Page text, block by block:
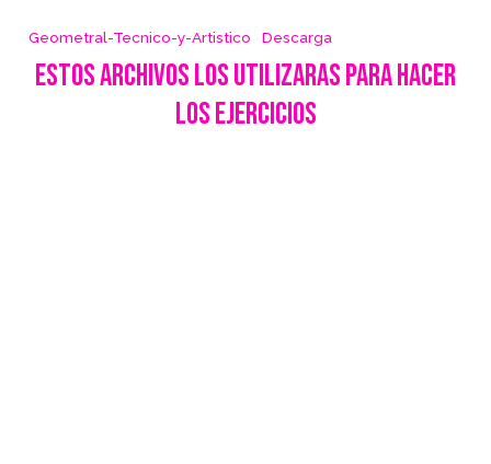
Geometral-Tecnico-y-Artistico Descarga
estOS ARCHIVOS lOs utilizaras para hacer
los ejercicios